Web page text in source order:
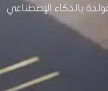
بالذكاء الإصطناعي